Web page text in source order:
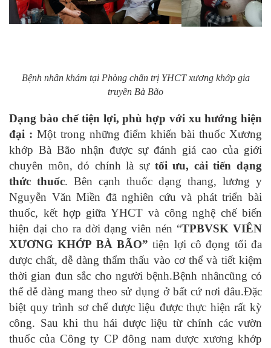
Bệnh nhân khám tại Phòng chẩn trị YHCT xương khớp gia
truyền Bà Bão
Dạng bào chế tiện lợi, phù hợp với xu hướng hiện
đại : Một trong những điểm khiến bài thuốc Xương
khớp Bà Bão nhận được sự đánh giá cao của giới
chuyên môn, đó chính là sự tối ưu, cải tiến dạng
thức thuốc. Bên cạnh thuốc dạng thang, lương y
Nguyễn Văn Miền đã nghiên cứu và phát triển bài
thuốc, kết hợp giữa YHCT và công nghệ chế biến
hiện đại cho ra đời đạng viên nén “TPBVSK VIÊN
XƯƠNG KHỚP BÀ BÃO”tiện lợi cô đọng tối đa
dược chất, dễ dàng thẩm thấu vào cơ thể và tiết kiệm
thời gian đun sắc cho người bệnh.Bệnh nhâncũng có
thể dễ dàng mang theo sử dụng ở bất cứ nơi đâu.Đặc
biệt quy trình sơ chế dược liệu được thực hiện rất kỳ
công. Sau khi thu hái dược liệu từ chính các vườn
thuốc của Công ty CP đông nam dược xương khớp